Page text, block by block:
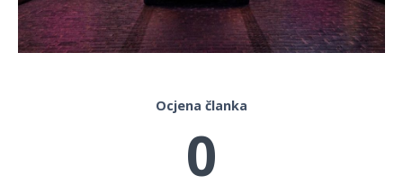
Ocjena članka
0